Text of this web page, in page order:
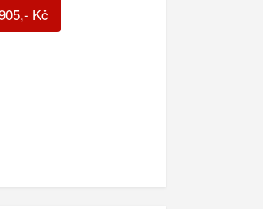
,- Kč